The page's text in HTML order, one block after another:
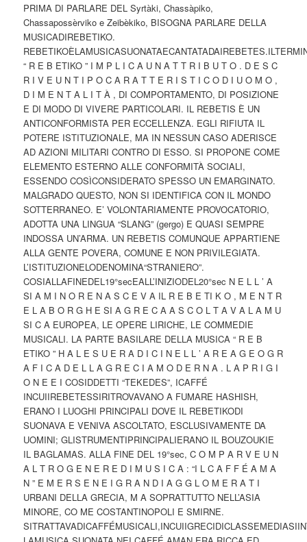
PRIMA DI PARLARE DEL Syrtàki, Chassàpiko,
Chassapossèrviko e Zeibèkiko, BISOGNA PARLARE DELLA
MUSICADIREBETIKO.
“ R E B ETIKO ” I M P L I C A U N A T T R I B U T O . D E S C
R I V E U N T I P O C A R A T T E R I S T I C O D I U O M O ,
D I M E N T A L I T À , DI COMPORTAMENTO, DI POSIZIONE
E DI MODO DI VIVERE PARTICOLARI. IL REBETIS È UN
ANTICONFORMISTA PER ECCELLENZA. EGLI RIFIUTA IL
POTERE ISTITUZIONALE, MA IN NESSUN CASO ADERISCE
AD AZIONI MILITARI CONTRO DI ESSO. SI PROPONE COME
ELEMENTO ESTERNO ALLE CONFORMITÀ SOCIALI,
ESSENDO COSÌCONSIDERATO SPESSO UN EMARGINATO.
MALGRADO QUESTO, NON SI IDENTIFICA CON IL MONDO
SOTTERRANEO. E’ VOLONTARIAMENTE PROVOCATORIO,
ADOTTA UNA LINGUA “SLANG” (gergo) E QUASI SEMPRE
INDOSSA UN’ARMA. UN REBETIS COMUNQUE APPARTIENE
ALLA GENTE POVERA, COMUNE E NON PRIVILEGIATA.
L’ISTITUZIONELODENOMINA“STRANIERO”.
COSIALLAFINEDEL19°secEALL’INIZIODEL20°sec N E L L ’ A
SI A M I N O R E N A S C E V A IL R E B E TI K O , M E N T R
E L A B O R G H E SI A G R E C A A S C O L T A V A L A M U
SI C A EUROPEA, LE OPERE LIRICHE, LE COMMEDIE
MUSICALI. LA PARTE BASILARE DELLA MUSICA “ R E B
ETIKO ” H A L E S U E R A D I C I N E L L ’ A R E A G E O G R
A F I C A D E L L A G R E C I A M O D E R N A . L A P R I G I
O N E E I COSIDDETTI “TEKEDES”, ICAFFÉ
INCUIIREBETESSIRITROVAVANO A FUMARE HASHISH,
ERANO I LUOGHI PRINCIPALI DOVE IL REBETIKODI
SUONAVA E VENIVA ASCOLTATO, ESCLUSIVAMENTE DA
UOMINI; GLISTRUMENTIPRINCIPALIERANO IL BOUZOUKIE
IL BAGLAMAS. ALLA FINE DEL 19°sec, C O M P A R V E U N
A L T R O G E N E R E D I M U S I C A : “I L C A F F É A M A
N ” E M E R S E N E I G R A N D I A G G L O M E R A T I
URBANI DELLA GRECIA, M A SOPRATTUTTO NELL’ASIA
MINORE, CO ME COSTANTINOPOLI E SMIRNE.